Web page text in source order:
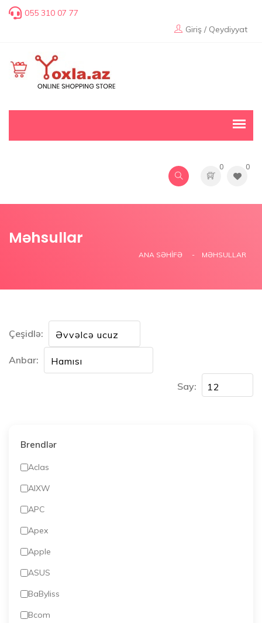
055 310 07 77
Giriş / Qeydiyyat
0 0
Məhsullar
ANA SƏHIFƏ MƏHSULLAR
Çeşidlə:
Anbar:
Say:
Brendlər
Aclas
AIXW
APC
Apex
Apple
ASUS
BaByliss
Bcom